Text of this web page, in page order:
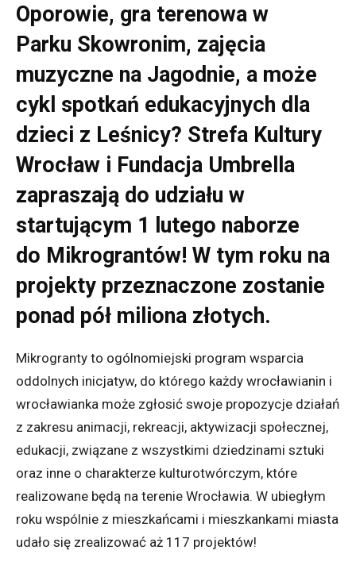
Oporowie, gra terenowa w
Parku Skowronim, zajęcia
muzyczne na Jagodnie, a może
cykl spotkań edukacyjnych dla
dzieci z Leśnicy? Strefa Kultury
Wrocław i Fundacja Umbrella
zapraszają do udziału w
startującym 1 lutego naborze
do Mikrograntów! W tym roku na
projekty przeznaczone zostanie
ponad pół miliona złotych.
Mikrogranty to ogólnomiejski program wsparcia
oddolnych inicjatyw, do którego każdy wrocławianin i
wrocławianka może zgłosić swoje propozycje działań
z zakresu animacji, rekreacji, aktywizacji społecznej,
edukacji, związane z wszystkimi dziedzinami sztuki
oraz inne o charakterze kulturotwórczym, które
realizowane będą na terenie Wrocławia. W ubiegłym
roku wspólnie z mieszkańcami i mieszkankami miasta
udało się zrealizować aż 117 projektów!